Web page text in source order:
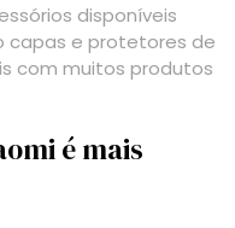
disponíveis
capas e protetores de
com muitos produtos
é mais